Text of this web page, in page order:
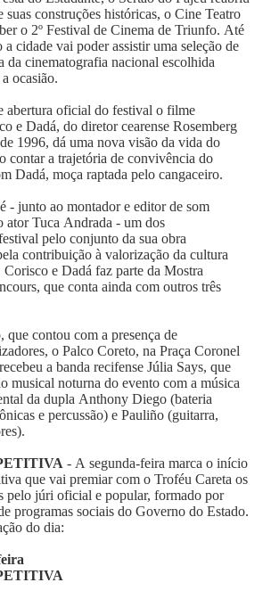
suas construções históricas, o Cine Teatro
o 2º Festival de Cinema de Triunfo. Até
a cidade vai poder assistir uma seleção de
da cinematografia nacional escolhida
ocasião.
abertura oficial do festival o filme
e Dadá, do diretor cearense Rosemberg
1996, dá uma nova visão da vida do
contar a trajetória de convivência do
Dadá, moça raptada pelo cangaceiro.
- junto ao montador e editor de som
ator Tuca Andrada - um dos
pelo conjunto da sua obra
contribuição à valorização da cultura
e Dadá faz parte da Mostra
que conta ainda com outros três
que contou com a presença de
o Palco Coreto, na Praça Coronel
a banda recifense Júlia Says, que
musical noturna do evento com a música
da dupla Anthony Diego (bateria
e percussão) e Pauliño (guitarra,
- A segunda-feira marca o início
que vai premiar com o Troféu Careta os
pelo júri oficial e popular, formado por
programas sociais do Governo do Estado.
do dia: